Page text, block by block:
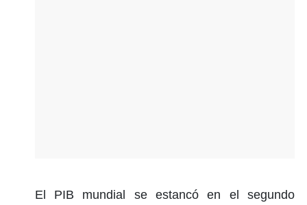
El PIB mundial se estancó en el segundo